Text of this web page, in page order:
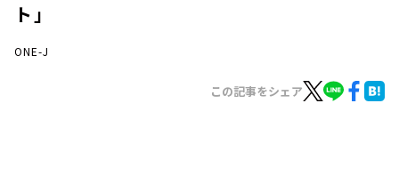
ト」
ONE-J
この記事をシェア